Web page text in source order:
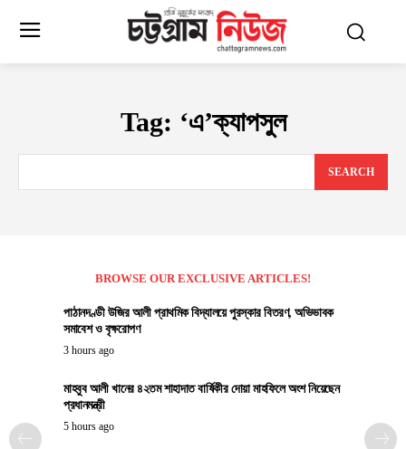
Tag: ‘এ’ক্যাপসুল
SEARCH
BROWSE OUR EXCLUSIVE ARTICLES!
পাঠানদণ্ডী উজির আলী প্রাথমিক বিদ্যালয়ে পুরস্কার বিতরণ, অভিভাবক
সমাবেশ ও বৃক্ষরোপণ
3 hours ago
মাহবুব আলী খানের ৪২তম শাহাদাত বার্ষিকীর দোয়া মাহফিলে অংশ নিয়েছেন
প্রধানমন্ত্রী
5 hours ago